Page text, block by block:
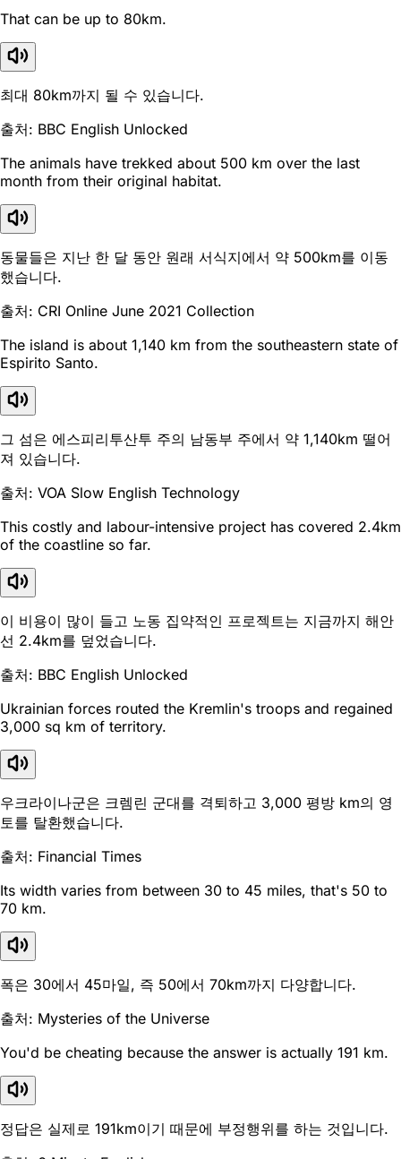
That can be up to 80km.
최대 80km까지 될 수 있습니다.
출처: BBC English Unlocked
The animals have trekked about 500 km over the last
month from their original habitat.
동물들은 지난 한 달 동안 원래 서식지에서 약 500km를 이동
했습니다.
출처: CRI Online June 2021 Collection
The island is about 1,140 km from the southeastern state of
Espirito Santo.
그 섬은 에스피리투산투 주의 남동부 주에서 약 1,140km 떨어
져 있습니다.
출처: VOA Slow English Technology
This costly and labour-intensive project has covered 2.4km
of the coastline so far.
이 비용이 많이 들고 노동 집약적인 프로젝트는 지금까지 해안
선 2.4km를 덮었습니다.
출처: BBC English Unlocked
Ukrainian forces routed the Kremlin's troops and regained
3,000 sq km of territory.
우크라이나군은 크렘린 군대를 격퇴하고 3,000 평방 km의 영
토를 탈환했습니다.
출처: Financial Times
Its width varies from between 30 to 45 miles, that's 50 to
70 km.
폭은 30에서 45마일, 즉 50에서 70km까지 다양합니다.
출처: Mysteries of the Universe
You'd be cheating because the answer is actually 191 km.
정답은 실제로 191km이기 때문에 부정행위를 하는 것입니다.